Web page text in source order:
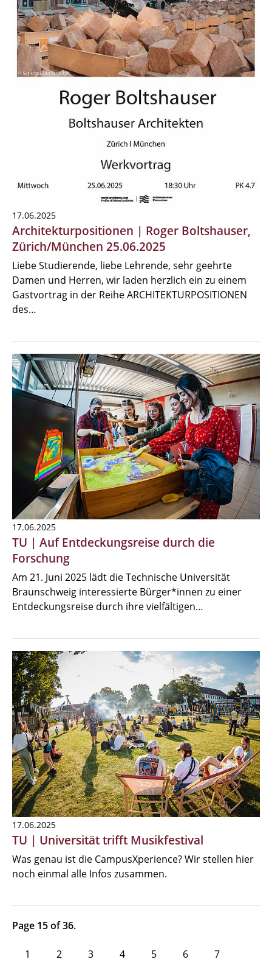
17.06.2025
Architekturpositionen | Roger Boltshauser,
Zürich/München 25.06.2025
Liebe Studierende, liebe Lehrende, sehr geehrte
Damen und Herren, wir laden herzlich ein zu einem
Gastvortrag in der Reihe ARCHITEKTURPOSITIONEN
des…
17.06.2025
TU | Auf Entdeckungsreise durch die
Forschung
Am 21. Juni 2025 lädt die Technische Universität
Braunschweig interessierte Bürger*innen zu einer
Entdeckungsreise durch ihre vielfältigen…
17.06.2025
TU | Universität trifft Musikfestival
Was genau ist die CampusXperience? Wir stellen hier
noch einmal alle Infos zusammen.
Page 15 of 36.
1 2 3 4 5 6 7